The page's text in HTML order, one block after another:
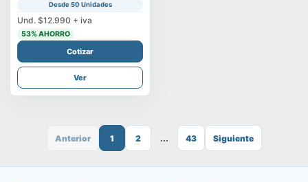
Desde 50 Unidades
Und. $12.990 + iva
53% AHORRO
Cotizar
Ver
Anterior 1 2 ... 43 Siguiente